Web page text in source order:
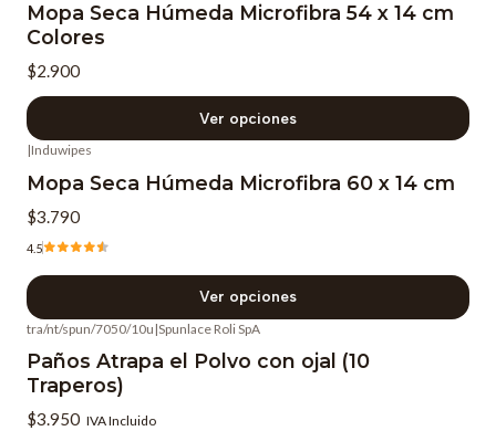
Mopa Seca Húmeda Microfibra 54 x 14 cm
Colores
$2.900
Ver opciones
|Induwipes
Mopa Seca Húmeda Microfibra 60 x 14 cm
$3.790
4.5
Ver opciones
tra/nt/spun/7050/10u |Spunlace Roli SpA
Paños Atrapa el Polvo con ojal (10
Traperos)
$3.950 IVA Incluido